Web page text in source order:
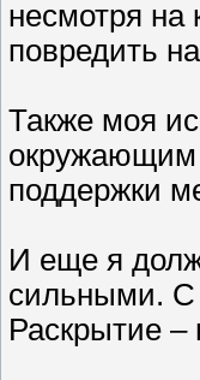
несмотря на
повредить
Также моя
окружающим
поддержки
И еще я
сильными. С
Раскрытие –